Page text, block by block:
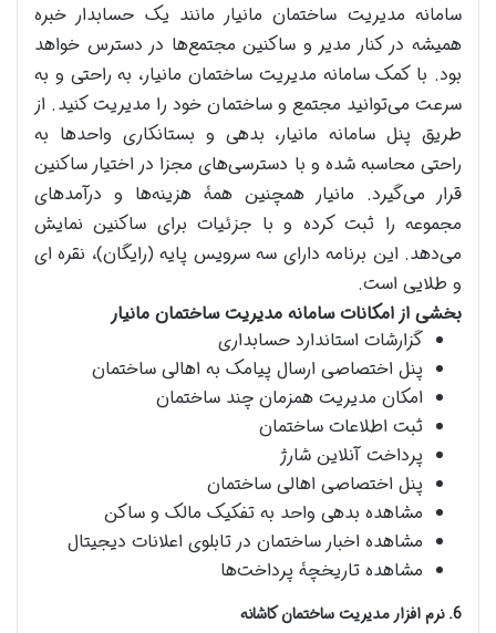
سامانه مدیریت ساختمان مانیار مانند یک حسابدار خبره
همیشه در کنار مدیر و ساکنین مجتمع‌ها در دسترس خواهد
بود. با کمک سامانه مدیریت ساختمان مانیار، به راحتی و به
سرعت می‌توانید مجتمع و ساختمان خود را مدیریت کنید. از
طریق پنل سامانه مانیار، بدهی و بستانکاری واحدها به
راحتی محاسبه شده و با دسترسی‌های مجزا در اختیار ساکنین
قرار می‌گیرد. مانیار همچنین همۀ هزینه‌ها و درآمدهای
مجموعه را ثبت کرده و با جزئیات برای ساکنین نمایش
می‌دهد. این برنامه دارای سه سرویس پایه (رایگان)، نقره ای
و طلایی است.
بخشی از امکانات سامانه مدیریت ساختمان مانیار
گزارشات استاندارد حسابداری
پنل اختصاصی ارسال پیامک به اهالی ساختمان
امکان مدیریت همزمان چند ساختمان
ثبت اطلاعات ساختمان
پرداخت آنلاین شارژ
پنل اختصاصی اهالی ساختمان
مشاهده بدهی واحد به تفکیک مالک و ساکن
مشاهده اخبار ساختمان در تابلوی اعلانات دیجیتال
مشاهده تاریخچۀ پرداخت‌ها
6. نرم‌ افزار مدیریت ساختمان کاشانه